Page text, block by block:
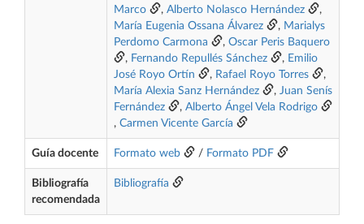
Marco
, Alberto Nolasco Hernández
,
María Eugenia Ossana Álvarez
, Marialys
Perdomo Carmona
, Oscar Peris Baquero
, Fernando Repullés Sánchez , Emilio
José Royo Ortín
, Rafael Royo Torres
,
María Alexia Sanz Hernández
, Juan Senís
Fernández
, Alberto Ángel Vela Rodrigo
, Carmen Vicente García
Guía docente Formato web / Formato PDF
Bibliografía
recomendada
Bibliografía